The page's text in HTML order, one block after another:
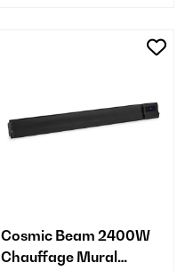
Cosmic Beam 2400W
Chauffage Mural